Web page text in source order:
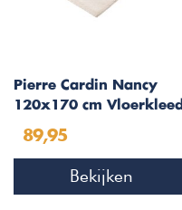
Pierre Cardin Nancy
120x170 cm Vloerkleed
89,95
Bekijken